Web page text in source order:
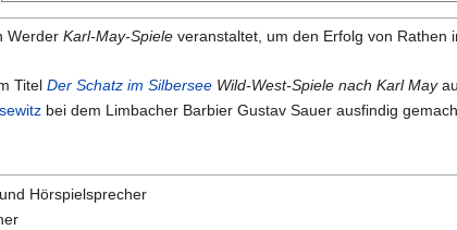
WerderKarl-May-Spiele veranstaltet, um den Erfolg von Rathen
TitelDer Schatz im Silbersee Wild-West-Spiele nach Karl May
bei dem Limbacher Barbier Gustav Sauer ausfindig
Hörspielsprecher